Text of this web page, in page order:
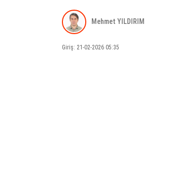
Mehmet YILDIRIM
Giriş: 21-02-2026 05:35